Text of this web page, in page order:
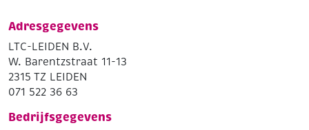
Adresgegevens
LTC-LEIDEN B.V.
W. Barentzstraat 11-13
2315 TZ LEIDEN
071 522 36 63
Bedrijfsgegevens